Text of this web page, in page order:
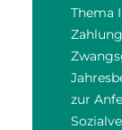
Thema
zur